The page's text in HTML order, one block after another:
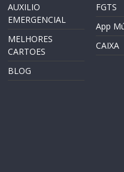
AUXILIO
EMERGENCIAL
MELHORES
CARTOES
BLOG
FGTS
App
CAIXA